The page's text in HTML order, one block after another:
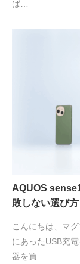
ば…
AQUOS
敗しない選び方
こんにちは、マ
にあったUSB充
器を買…